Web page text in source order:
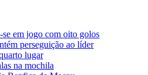
em jogo com oito golos
perseguição ao líder
lugar
na mochila